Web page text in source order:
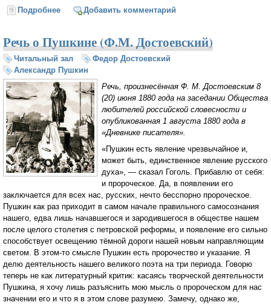
Подробнее о «Русскому ни за что нельзя обратиться в
Добавить комментарий
Речь о Пушкине (Ф.М. Достоевский)
Читальный зал
Федор Достоевский
Александр Пушкин
Речь, произнесённая Ф. М. Достоевским 8
(20) июня 1880 года на заседании Общества
любителей российской словесности и
опубликованная 1 августа 1880 года в
«Дневнике писателя».
«Пушкин есть явление чрезвычайное и,
может быть, единственное явление русского
духа», — сказал Гоголь. Прибавлю от себя:
и пророческое. Да, в появлении его
заключается для всех нас, русских, нечто бесспорно пророческое.
Пушкин как раз приходит в самом начале правильного самосознания
нашего, едва лишь начавшегося и зародившегося в обществе нашем
после целого столетия с петровской реформы, и появление его сильно
способствует освещению тёмной дороги нашей новым направляющим
светом. В этом-то смысле Пушкин есть пророчество и указание. Я
делю деятельность нашего великого поэта на три периода. Говорю
теперь не как литературный критик: касаясь творческой деятельности
Пушкина, я хочу лишь разъяснить мою мысль о пророческом для нас
значении его и что я в этом слове разумею. Замечу, однако же,